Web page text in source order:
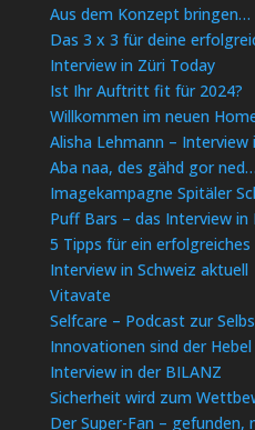
Aus dem Konzept bringen…
Das 3 x 3 für deine
Interview in Züri Today
Ist Ihr Auftritt fit für 2024?
Willkommen im neuen
Alisha Lehmann – Interview
Aba naa, des gähd gor ned…
Imagekampagne Spitäler
Puff Bars – das Interview in
5 Tipps für ein
Interview in Schweiz aktuell
Vitavate
Selfcare – Podcast zur
Innovationen sind der
Interview in der BILANZ
Sicherheit wird zum
Der Super-Fan – gefunden,